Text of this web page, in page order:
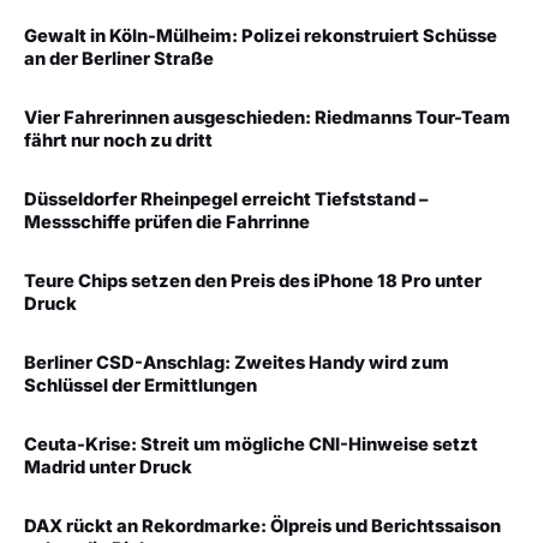
Gewalt in Köln-Mülheim: Polizei rekonstruiert Schüsse
an der Berliner Straße
Vier Fahrerinnen ausgeschieden: Riedmanns Tour-Team
fährt nur noch zu dritt
Düsseldorfer Rheinpegel erreicht Tiefststand –
Messschiffe prüfen die Fahrrinne
Teure Chips setzen den Preis des iPhone 18 Pro unter
Druck
Berliner CSD-Anschlag: Zweites Handy wird zum
Schlüssel der Ermittlungen
Ceuta-Krise: Streit um mögliche CNI-Hinweise setzt
Madrid unter Druck
DAX rückt an Rekordmarke: Ölpreis und Berichtssaison